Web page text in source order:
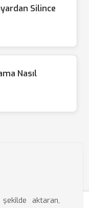
Silince
Nasıl
aktaran,